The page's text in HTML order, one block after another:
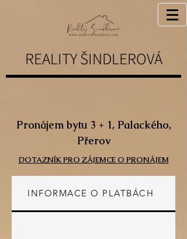
REALITY ŠINDLEROVÁ
Pronájem bytu 3 + 1, Palackého,
Přerov
DOTAZNÍK PRO ZÁJEMCE O PRONÁJEM
INFORMACE O PLATBÁCH